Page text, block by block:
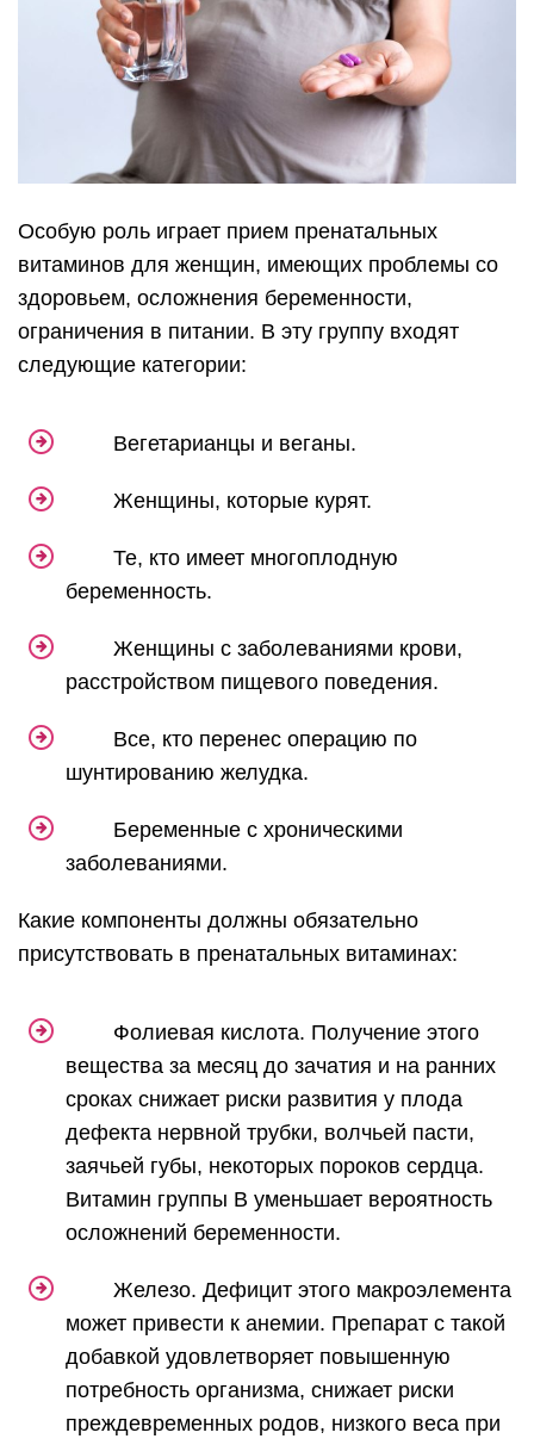
Особую роль играет прием пренатальных
витаминов для женщин, имеющих проблемы со
здоровьем, осложнения беременности,
ограничения в питании. В эту группу входят
следующие категории:
Вегетарианцы и веганы.
Женщины, которые курят.
Те, кто имеет многоплодную
беременность.
Женщины с заболеваниями крови,
расстройством пищевого поведения.
Все, кто перенес операцию по
шунтированию желудка.
Беременные с хроническими
заболеваниями.
Какие компоненты должны обязательно
присутствовать в пренатальных витаминах:
Фолиевая кислота. Получение этого
вещества за месяц до зачатия и на ранних
сроках снижает риски развития у плода
дефекта нервной трубки, волчьей пасти,
заячьей губы, некоторых пороков сердца.
Витамин группы В уменьшает вероятность
осложнений беременности.
Железо. Дефицит этого макроэлемента
может привести к анемии. Препарат с такой
добавкой удовлетворяет повышенную
потребность организма, снижает риски
преждевременных родов, низкого веса при